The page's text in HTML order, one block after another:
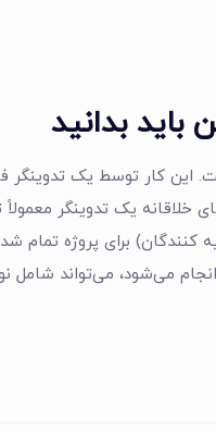
باید بدانید
این کار توسط یک تدوینگر
یک تدوینگر معمولاً
کنندگان) برای پروژه تمام
می‌شود، می‌تواند شامل